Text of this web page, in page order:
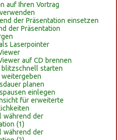
auf Ihren Vortrag
der Präsentation einsetzen
der Präsentation
Laserpointer
auf CD brennen
blitzschnell starten
weitergeben
planen
einlegen
für erweiterte
während der
(1)
während der